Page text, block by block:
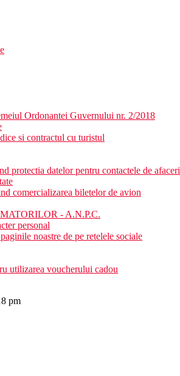
Ordonantei Guvernului nr. 2/2018
si contractul cu turistul
protectia datelor pentru contactele de afaceri
comercializarea biletelor de avion
- A.N.P.C.
personal
noastre de pe retelele sociale
utilizarea voucherului cadou
pm